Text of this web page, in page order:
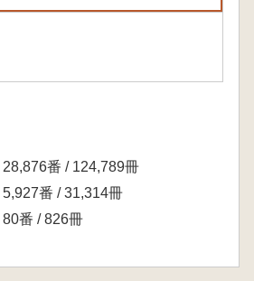
28,876番 / 124,789冊
5,927番 / 31,314冊
80番 / 826冊